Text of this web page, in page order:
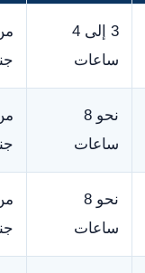
3 إلى 4
ساعات
نحو 8
ساعات
نحو 8
ساعات